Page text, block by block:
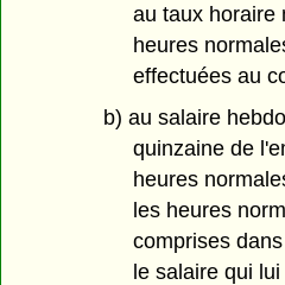
au taux horaire
heures
effectuées au
b) au salaire
quinzaine de
heures
les heures
comprises
le salaire qui